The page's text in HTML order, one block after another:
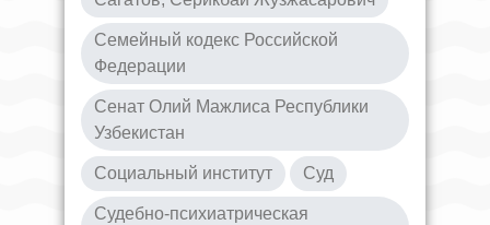
Семейный кодекс Российской
Федерации
Сенат Олий Мажлиса Республики
Узбекистан
Социальный институт Суд
Судебно-психиатрическая